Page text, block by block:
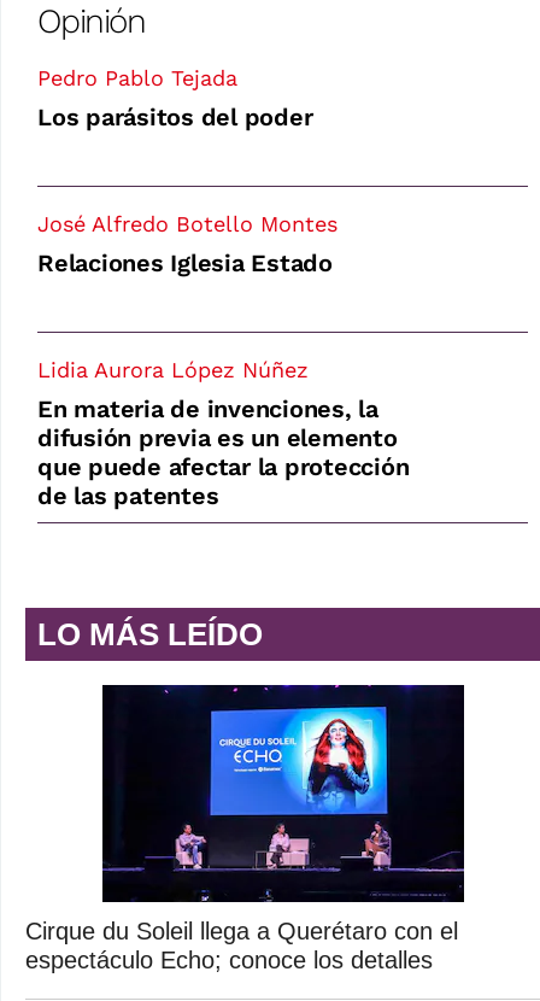
Opinión
Pedro Pablo Tejada
Los parásitos del poder
José Alfredo Botello Montes
Relaciones Iglesia Estado
Lidia Aurora López Núñez
En materia de invenciones, la
difusión previa es un elemento
que puede afectar la protección
de las patentes
LO MÁS LEÍDO
Cirque du Soleil llega a Querétaro con el
espectáculo Echo; conoce los detalles